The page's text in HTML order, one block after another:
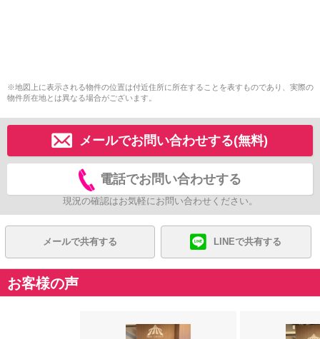
※地図上に表示される物件の位置は付近住所に所在することを表すものであり、実際の
物件所在地とは異なる場合がございます。
メールでお問い合わせする(無料)
電話でお問い合わせする
現況の確認はお気軽にお問い合わせください。
メールで共有する LINEで共有する
お客様の声